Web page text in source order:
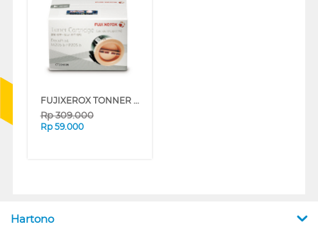
FUJIXEROX TONNER CT201609 CT201609_FX
Rp309.000
Rp 59.000
Hartono